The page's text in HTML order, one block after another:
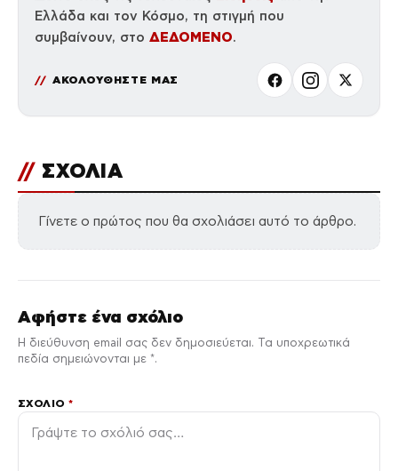
Ελλάδα και τον Κόσμο, τη στιγμή που
συμβαίνουν, στο ΔΕΔΟΜΕΝΟ.
ΑΚΟΛΟΥΘΗΣΤΕ ΜΑΣ
// ΣΧΟΛΙΑ
Γίνετε ο πρώτος που θα σχολιάσει αυτό το άρθρο.
Αφήστε ένα σχόλιο
Η διεύθυνση email σας δεν δημοσιεύεται. Τα υποχρεωτικά
πεδία σημειώνονται με *.
ΣΧΌΛΙΟ*